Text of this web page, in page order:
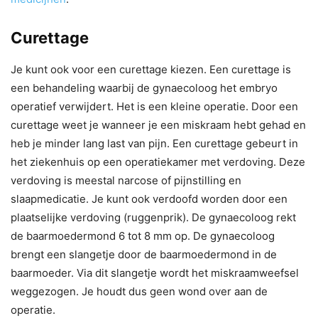
Curettage
Je kunt ook voor een curettage kiezen. Een curettage is
een behandeling waarbij de gynaecoloog het embryo
operatief verwijdert. Het is een kleine operatie. Door een
curettage weet je wanneer je een miskraam hebt gehad en
heb je minder lang last van pijn. Een curettage gebeurt in
het ziekenhuis op een operatiekamer met verdoving. Deze
verdoving is meestal narcose of pijnstilling en
slaapmedicatie. Je kunt ook verdoofd worden door een
plaatselijke verdoving (ruggenprik). De gynaecoloog rekt
de baarmoedermond 6 tot 8 mm op. De gynaecoloog
brengt een slangetje door de baarmoedermond in de
baarmoeder. Via dit slangetje wordt het miskraamweefsel
weggezogen. Je houdt dus geen wond over aan de
operatie.